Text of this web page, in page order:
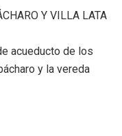
Y VILLA LATA
acueducto de los
y la vereda